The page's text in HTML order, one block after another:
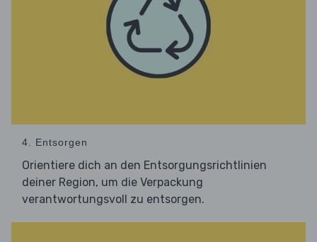
4. Entsorgen
Orientiere dich an den Entsorgungsrichtlinien
deiner Region, um die Verpackung
verantwortungsvoll zu entsorgen.